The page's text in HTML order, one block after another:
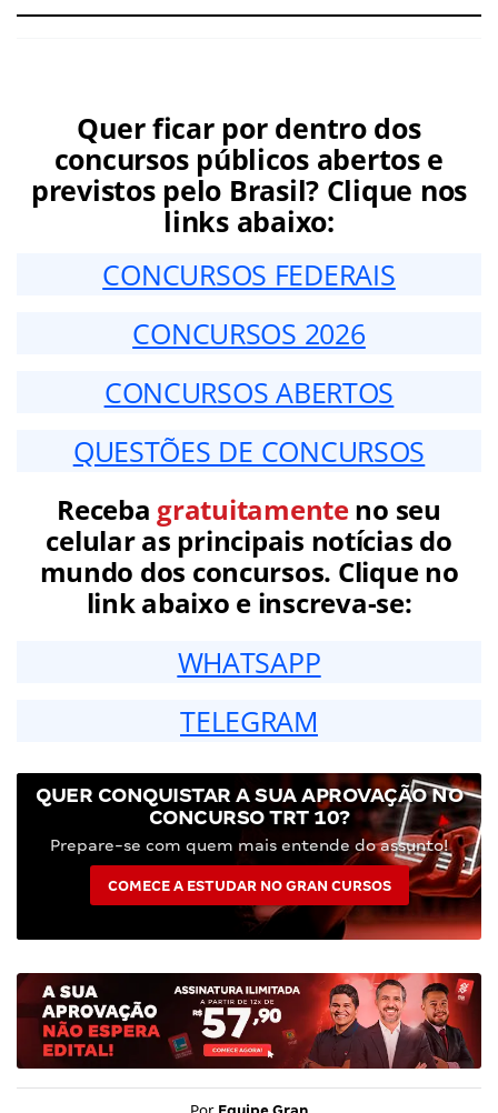
Quer ficar por dentro dos
concursos públicos abertos e
previstos pelo Brasil? Clique nos
links abaixo:
CONCURSOS FEDERAIS
CONCURSOS 2026
CONCURSOS ABERTOS
QUESTÕES DE CONCURSOS
Receba gratuitamenteno seu
celular as principais notícias do
mundo dos concursos. Clique no
link abaixo e inscreva-se:
WHATSAPP
TELEGRAM
QUER CONQUISTAR A SUA APROVAÇÃO NO
CONCURSO TRT 10?
Prepare-se com quem mais entende do assunto!
COMECE A ESTUDAR NO GRAN CURSOS